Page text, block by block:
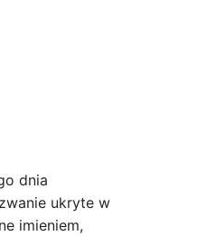
dnia
ukryte w
imieniem,